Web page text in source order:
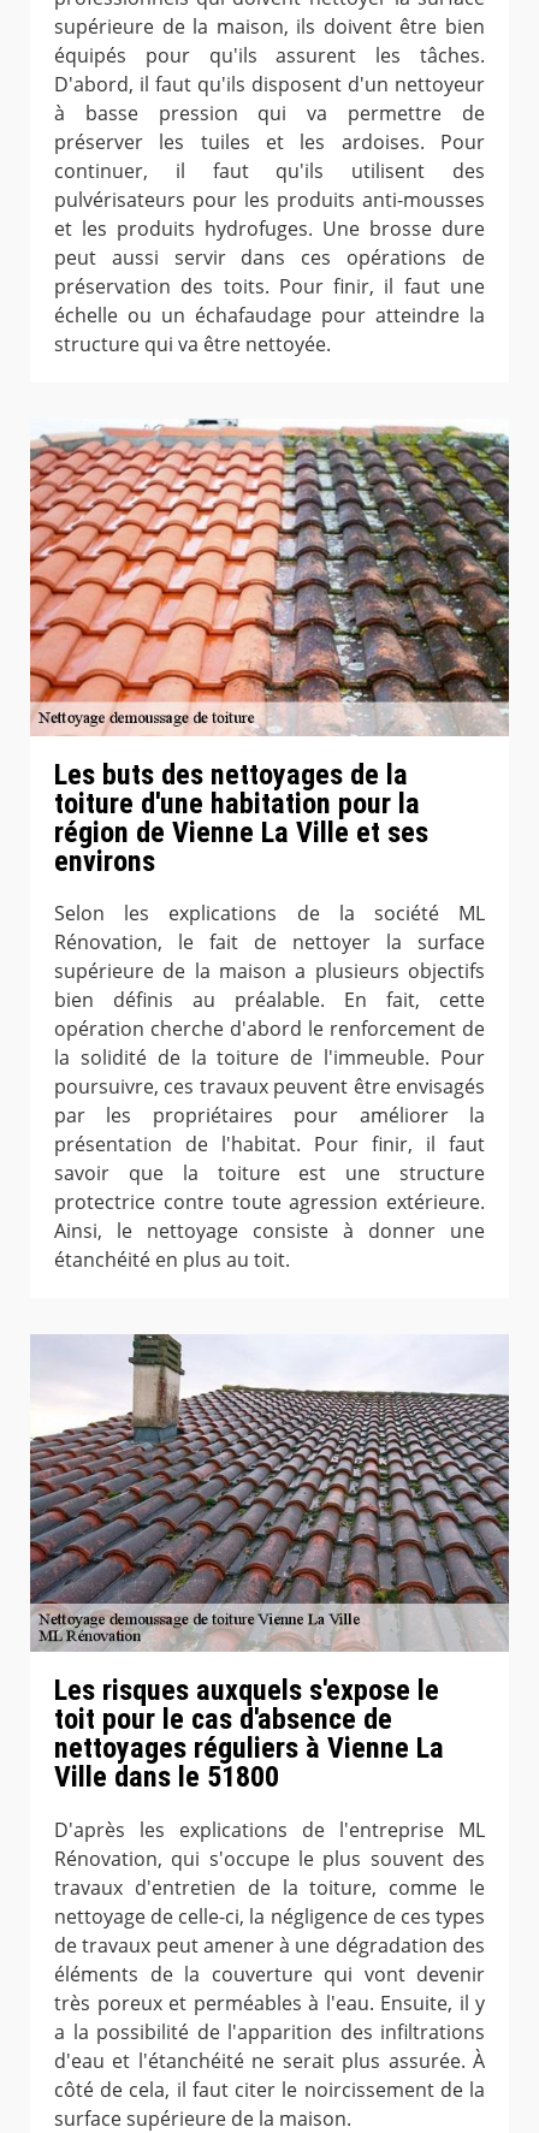
supérieure de la maison, ils doivent être bien
équipés pour qu'ils assurent les tâches.
D'abord, il faut qu'ils disposent d'un nettoyeur
à basse pression qui va permettre de
préserver les tuiles et les ardoises. Pour
continuer, il faut qu'ils utilisent des
pulvérisateurs pour les produits anti-mousses
et les produits hydrofuges. Une brosse dure
peut aussi servir dans ces opérations de
préservation des toits. Pour finir, il faut une
échelle ou un échafaudage pour atteindre la
structure qui va être nettoyée.
Les buts des nettoyages de la
toiture d'une habitation pour la
région de Vienne La Ville et ses
environs
Selon les explications de la société ML
Rénovation, le fait de nettoyer la surface
supérieure de la maison a plusieurs objectifs
bien définis au préalable. En fait, cette
opération cherche d'abord le renforcement de
la solidité de la toiture de l'immeuble. Pour
poursuivre, ces travaux peuvent être envisagés
par les propriétaires pour améliorer la
présentation de l'habitat. Pour finir, il faut
savoir que la toiture est une structure
protectrice contre toute agression extérieure.
Ainsi, le nettoyage consiste à donner une
étanchéité en plus au toit.
Les risques auxquels s'expose le
toit pour le cas d'absence de
nettoyages réguliers à Vienne La
Ville dans le 51800
D'après les explications de l'entreprise ML
Rénovation, qui s'occupe le plus souvent des
travaux d'entretien de la toiture, comme le
nettoyage de celle-ci, la négligence de ces types
de travaux peut amener à une dégradation des
éléments de la couverture qui vont devenir
très poreux et perméables à l'eau. Ensuite, il y
a la possibilité de l'apparition des infiltrations
d'eau et l'étanchéité ne serait plus assurée. À
côté de cela, il faut citer le noircissement de la
surface supérieure de la maison.